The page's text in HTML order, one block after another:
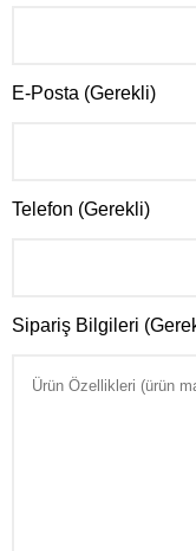
E-Posta (Gerekli)
Telefon (Gerekli)
Sipariş Bilgileri